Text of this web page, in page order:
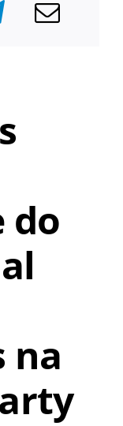
do
na